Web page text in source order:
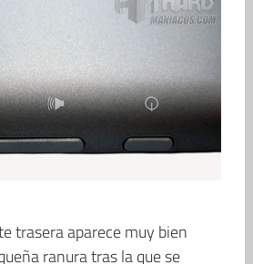
trasera aparece muy bien
ranura tras la que se